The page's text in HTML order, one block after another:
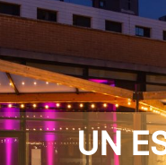
UN